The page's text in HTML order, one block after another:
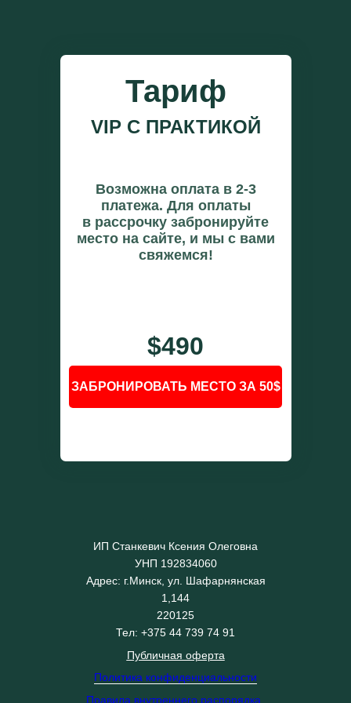
Тариф
VIP С ПРАКТИКОЙ
ЗАБРОНИРОВАТЬ МЕСТО ЗА 50$
$490
Возможна оплата в 2-3
платежа. Для оплаты
в рассрочку забронируйте
место на сайте, и мы с вами
свяжемся!
Политика конфиденциальности
ИП Станкевич Ксения Олеговна
УНП 192834060
Адрес: г.Минск, ул. Шафарнянская
1,144
220125
Тел: +375 44 739 74 91
Публичная оферта
Правила внутреннего распорядка